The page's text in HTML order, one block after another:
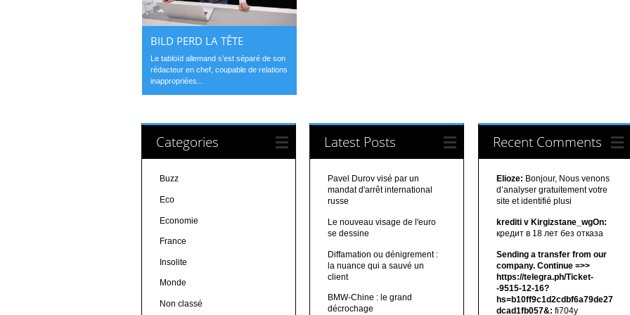
BILD PERD LA TÊTE
Le tabloïd allemand s’est séparé de son
rédacteur en chef, coupable de relations
inappropriées...
Categories
Buzz
Eco
Economie
France
Insolite
Monde
Non classé
Latest Posts
Pavel Durov visé par un
mandat d'arrêt international
russe
Le nouveau visage de l'euro
se dessine
Diffamation ou dénigrement :
la nuance qui a sauvé un
client
BMW-Chine : le grand
décrochage
Recent Comments
Elioze: Bonjour, Nous venons
d’analyser gratuitement votre
site et identifié plusi
krediti v Kirgizstane_wgOn:
кредит в 18 лет без отказа
Sending a transfer from our
company. Continue =>>
https://telegra.ph/Ticket-
-9515-12-16?
hs=b10ff9c1d2cdbf6a79de27
dcad1fb057&: fi704y